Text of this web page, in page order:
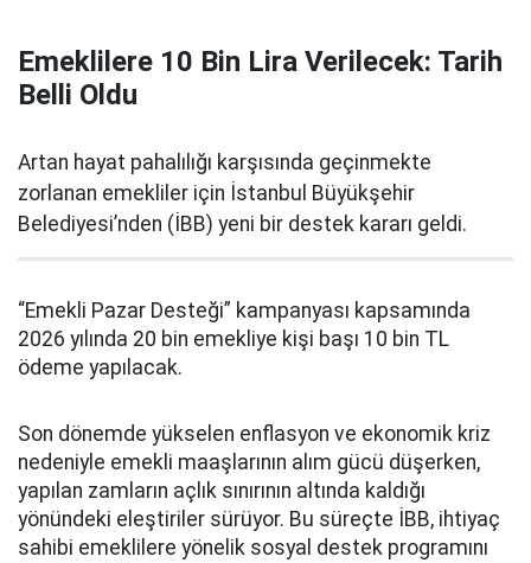
Emeklilere 10 Bin Lira Verilecek: Tarih
Belli Oldu
Artan hayat pahalılığı karşısında geçinmekte
zorlanan emekliler için İstanbul Büyükşehir
Belediyesi’nden (İBB) yeni bir destek kararı geldi.
“Emekli Pazar Desteği” kampanyası kapsamında
2026 yılında 20 bin emekliye kişi başı 10 bin TL
ödeme yapılacak.
Son dönemde yükselen enflasyon ve ekonomik kriz
nedeniyle emekli maaşlarının alım gücü düşerken,
yapılan zamların açlık sınırının altında kaldığı
yönündeki eleştiriler sürüyor. Bu süreçte İBB, ihtiyaç
sahibi emeklilere yönelik sosyal destek programını